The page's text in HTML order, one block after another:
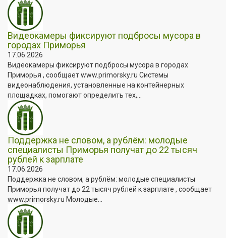
Видеокамеры фиксируют подбросы мусора в
городах Приморья
17.06.2026
Видеокамеры фиксируют подбросы мусора в городах
Приморья , сообщает www.primorsky.ru Системы
видеонаблюдения, установленные на контейнерных
площадках, помогают определить тех,...
Поддержка не словом, а рублём: молодые
специалисты Приморья получат до 22 тысяч
рублей к зарплате
17.06.2026
Поддержка не словом, а рублём: молодые специалисты
Приморья получат до 22 тысяч рублей к зарплате , сообщает
www.primorsky.ru Молодые...